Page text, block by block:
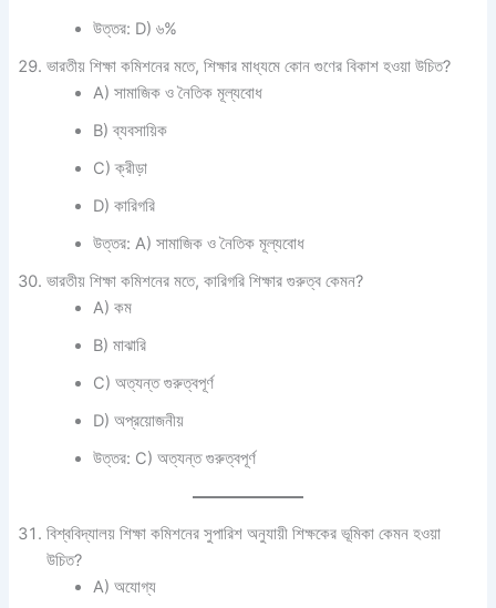
উত্তর: D) ৬%
ভারতীয় শিক্ষা কমিশনের মতে, শিক্ষার মাধ্যমে কোন গুণের বিকাশ হওয়া উচিত?
A) সামাজিক ও নৈতিক মূল্যবোধ
B) ব্যবসায়িক
C) ক্রীড়া
D) কারিগরি
উত্তর: A) সামাজিক ও নৈতিক মূল্যবোধ
ভারতীয় শিক্ষা কমিশনের মতে, কারিগরি শিক্ষার গুরুত্ব কেমন?
A) কম
B) মাঝারি
C) অত্যন্ত গুরুত্বপূর্ণ
D) অপ্রয়োজনীয়
উত্তর: C) অত্যন্ত গুরুত্বপূর্ণ
বিশ্ববিদ্যালয় শিক্ষা কমিশনের সুপারিশ অনুযায়ী শিক্ষকের ভূমিকা কেমন হওয়া
উচিত?
A) অযোগ্য